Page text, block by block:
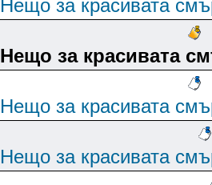
Нещо за красивата
Нещо за красивата
Нещо за красивата
Нещо за красивата